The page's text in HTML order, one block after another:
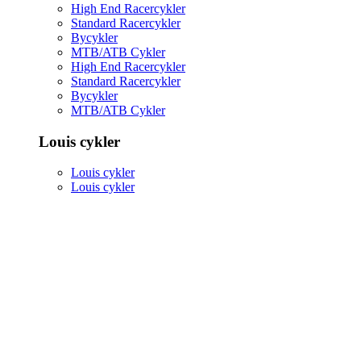
High End Racercykler
Standard Racercykler
Bycykler
MTB/ATB Cykler
High End Racercykler
Standard Racercykler
Bycykler
MTB/ATB Cykler
Louis cykler
Louis cykler
Louis cykler